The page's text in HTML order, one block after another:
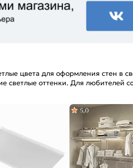
цвета для оформления стен в
светлые оттенки. Для любителей
5,0